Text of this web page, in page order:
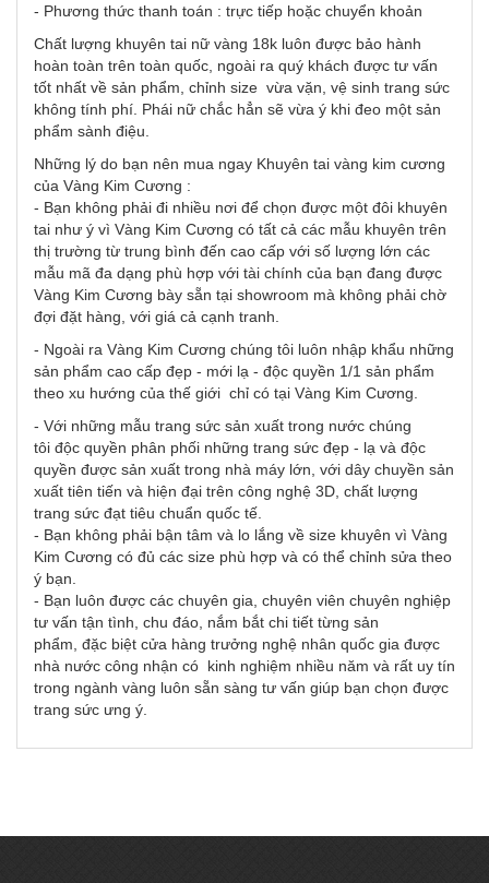
- Phương thức thanh toán : trực tiếp hoặc chuyển khoản
Chất lượng khuyên tai nữ vàng 18k luôn được bảo hành
hoàn toàn trên toàn quốc, ngoài ra quý khách được tư vấn
tốt nhất về sản phẩm, chỉnh size vừa vặn, vệ sinh trang sức
không tính phí. Phái nữ chắc hẳn sẽ vừa ý khi đeo một sản
phẩm sành điệu.
Những lý do bạn nên mua ngay Khuyên tai vàng kim cương
của Vàng Kim Cương :
- Bạn không phải đi nhiều nơi để chọn được một đôi khuyên
tai như ý vì Vàng Kim Cương có tất cả các mẫu khuyên trên
thị trường từ trung bình đến cao cấp với số lượng lớn các
mẫu mã đa dạng phù hợp với tài chính của bạn đang được
Vàng Kim Cương bày sẵn tại showroom mà không phải chờ
đợi đặt hàng, với giá cả cạnh tranh.
- Ngoài ra Vàng Kim Cương chúng tôi luôn nhập khẩu những
sản phẩm cao cấp đẹp - mới lạ - độc quyền 1/1 sản phẩm
theo xu hướng của thế giới chỉ có tại Vàng Kim Cương.
- Với những mẫu trang sức sản xuất trong nước chúng
tôi độc quyền phân phối những trang sức đẹp - lạ và độc
quyền được sản xuất trong nhà máy lớn, với dây chuyền sản
xuất tiên tiến và hiện đại trên công nghệ 3D, chất lượng
trang sức đạt tiêu chuẩn quốc tế.
- Bạn không phải bận tâm và lo lắng về size khuyên vì Vàng
Kim Cương có đủ các size phù hợp và có thể chỉnh sửa theo
ý bạn.
- Bạn luôn được các chuyên gia, chuyên viên chuyên nghiệp
tư vấn tận tình, chu đáo, nắm bắt chi tiết từng sản
phẩm, đặc biệt cửa hàng trưởng nghệ nhân quốc gia được
nhà nước công nhận có kinh nghiệm nhiều năm và rất uy tín
trong ngành vàng luôn sẵn sàng tư vấn giúp bạn chọn được
trang sức ưng ý.